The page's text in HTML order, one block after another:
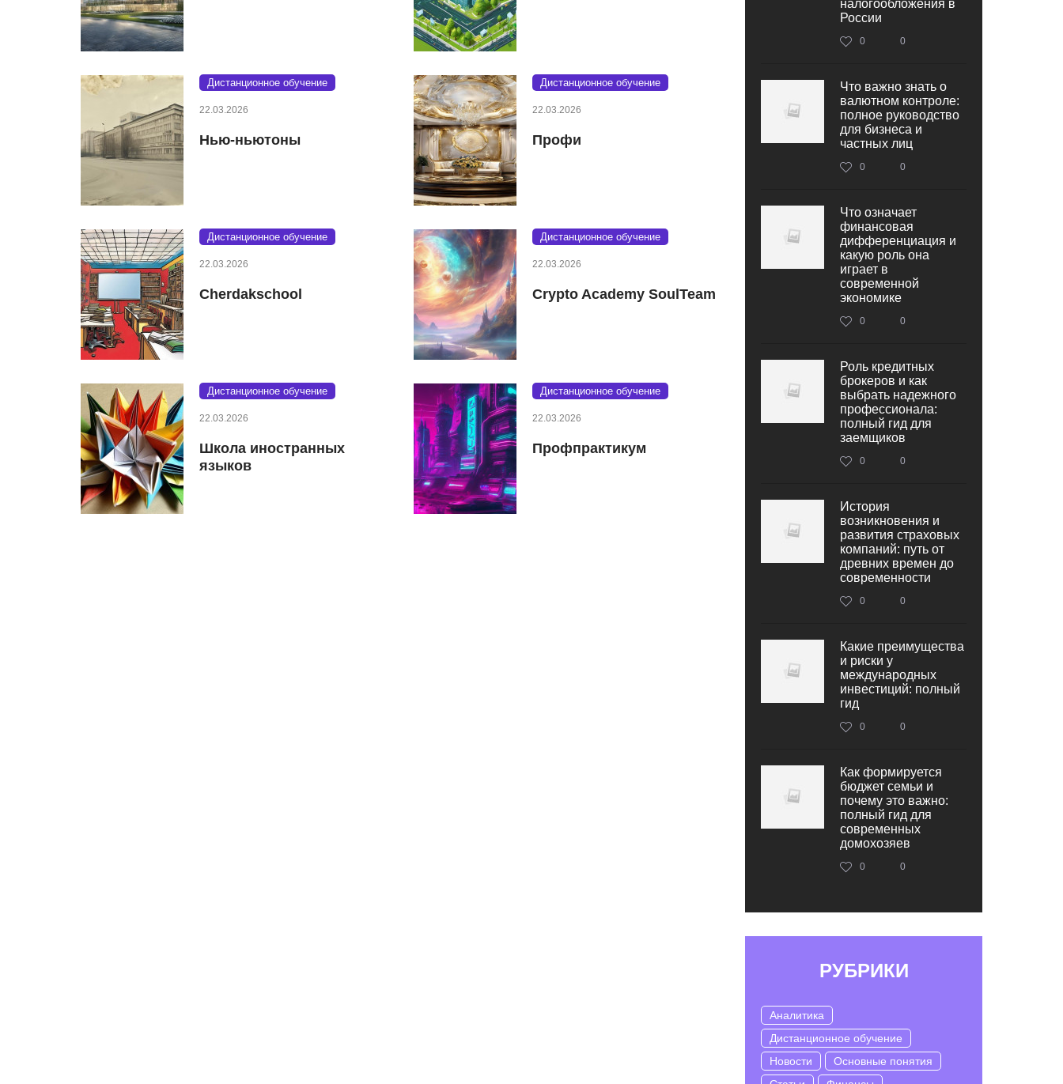
Дистанционное обучение
22.03.2026
Нью-ньютоны
Дистанционное обучение
22.03.2026
Профи
Дистанционное обучение
22.03.2026
Cherdakschool
Дистанционное обучение
22.03.2026
Crypto Academy SoulTeam
Дистанционное обучение
22.03.2026
Школа иностранных
языков
Дистанционное обучение
22.03.2026
Профпрактикум
налогообложения в
России
0 0
Что важно знать о
валютном контроле:
полное руководство
для бизнеса и
частных лиц
0 0
Что означает
финансовая
дифференциация и
какую роль она
играет в
современной
экономике
0 0
Роль кредитных
брокеров и как
выбрать надежного
профессионала:
полный гид для
заемщиков
0 0
История
возникновения и
развития страховых
компаний: путь от
древних времен до
современности
0 0
Какие преимущества
и риски у
международных
инвестиций: полный
гид
0 0
Как формируется
бюджет семьи и
почему это важно:
полный гид для
современных
домохозяев
0 0
РУБРИКИ
Аналитика
Дистанционное обучение
Новости
Основные понятия